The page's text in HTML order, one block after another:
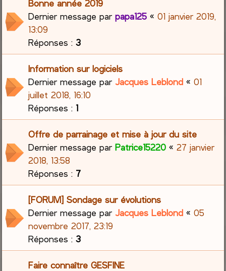
Bonne année 2019
Dernier message parpapa125 «01 janvier 2019,
13:09
Réponses :3
Information sur logiciels
Dernier message parJacques Leblond «01
juillet 2018, 16:10
Réponses :1
Offre de parrainage et mise à jour du site
Dernier message parPatrice15220 «27 janvier
2018, 13:58
Réponses : 7
[FORUM] Sondage sur évolutions
Dernier message parJacques Leblond «05
novembre 2017, 23:19
Réponses :3
Faire connaître GESFINE